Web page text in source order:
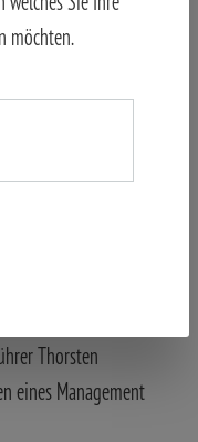
die Belegschaft auf
für eine bessere
Gruppe als
Thorsten
eines Management
möchten.